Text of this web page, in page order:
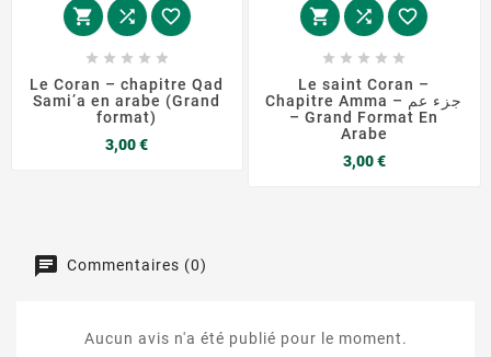
  
    
Le Coran – chapitre Qad
Sami’a en arabe (Grand
format)
3,00 €Prix
  
    
Le saint Coran –
Chapitre Amma – جزء عم
– Grand Format En
Arabe
3,00 €Prix
Commentaires (0)
Aucun avis n'a été publié pour le moment.